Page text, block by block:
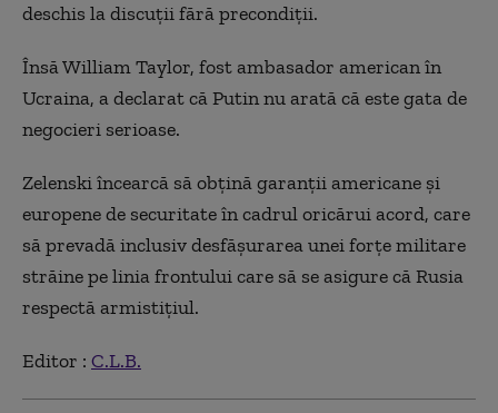
deschis la discuţii fără precondiţii.
Însă William Taylor, fost ambasador american în
Ucraina, a declarat că Putin nu arată că este gata de
negocieri serioase.
Zelenski încearcă să obţină garanţii americane şi
europene de securitate în cadrul oricărui acord, care
să prevadă inclusiv desfăşurarea unei forţe militare
străine pe linia frontului care să se asigure că Rusia
respectă armistiţiul.
Editor : C.L.B.